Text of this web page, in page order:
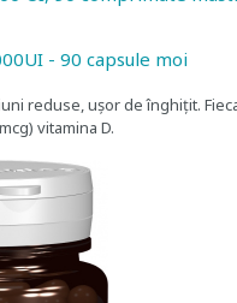
- 90 capsule moi
reduse, ușor de înghițit.
vitamina D.